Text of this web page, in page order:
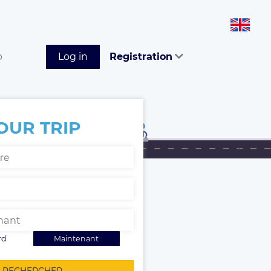
Log in Registration
TRIP
Maintenant